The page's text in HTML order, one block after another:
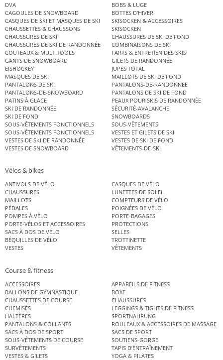
DVA
BOBS & LUGE
CAGOULES DE SNOWBOARD
BOTTES D’HIVER
CASQUES DE SKI ET MASQUES DE SKI
SKISOCKEN & ACCESSOIRES
CHAUSSETTES & CHAUSSONS
SKISOCKEN
CHAUSSURES DE SKI
CHAUSSURES DE SKI DE FOND
CHAUSSURES DE SKI DE RANDONNÉE
COMBINAISONS DE SKI
COUTEAUX & MULTITOOLS
FARTS & ENTRETIEN DES SKIS
GANTS DE SNOWBOARD
GILETS DE RANDONNÉE
EISHOCKEY
JUPES TOTAL
MASQUES DE SKI
MAILLOTS DE SKI DE FOND
PANTALONS DE SKI
PANTALONS-DE-RANDONNEE
PANTALONS-DE-SNOWBOARD
PANTALONS DE SKI DE FOND
PATINS À GLACE
PEAUX POUR SKIS DE RANDONNÉE
SKI DE RANDONNÉE
SÉCURITÉ-AVALANCHE
SKI DE FOND
SNOWBOARDS
SOUS-VÊTEMENTS FONCTIONNELS
SOUS-VÊTEMENTS
SOUS-VÊTEMENTS FONCTIONNELS
VESTES ET GILETS DE SKI
VESTES DE SKI DE RANDONNÉE
VESTES DE SKI DE FOND
VESTES DE SNOWBOARD
VÊTEMENTS-DE-SKI
Vélos & bikes
ANTIVOLS DE VÉLO
CASQUES DE VÉLO
CHAUSSURES
LUNETTES DE SOLEIL
MAILLOTS
COMPTEURS DE VÉLO
PÉDALES
POIGNÉES DE VÉLO
POMPES À VÉLO
PORTE-BAGAGES
PORTE-VÉLOS ET ACCESSOIRES
PROTECTIONS
SACS À DOS DE VÉLO
SELLES
BÉQUILLES DE VÉLO
TROTTINETTE
VESTES
VÊTEMENTS
Course & fitness
ACCESSOIRES
APPAREILS DE FITNESS
BALLONS DE GYMNASTIQUE
BOXE
CHAUSSETTES DE COURSE
CHAUSSURES
CHEMISES
LEGGINGS & TIGHTS DE FITNESS
HALTÈRES
SPORTNAHRUNG
PANTALONS & COLLANTS
ROULEAUX & ACCESSOIRES DE MASSAGE
SACS À DOS DE SPORT
SACS DE SPORT
SOUS-VÊTEMENTS DE COURSE
SOUTIENS-GORGE
SURVÊTEMENTS
TAPIS D’ENTRAÎNEMENT
VESTES & GILETS
YOGA & PILATES